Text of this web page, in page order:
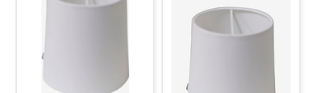
vettiga priser. Hittar du inte det
du söker från By Rydéns på vår
sida eller i vår butik så beställer vi
gärna hem till dig, leveranstid på
beställningsvaror från By Rydéns